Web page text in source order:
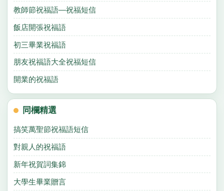
教師節祝福語—祝福短信
飯店開張祝福語
初三畢業祝福語
朋友祝福語大全祝福短信
開業的祝福語
同欄精選
搞笑萬聖節祝福語短信
對親人的祝福語
新年祝賀詞集錦
大學生畢業贈言